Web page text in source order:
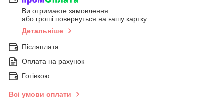
Ви отримаєте замовлення
або гроші повернуться на вашу картку
Детальніше
Післяплата
Оплата на рахунок
Готівкою
Всі умови оплати